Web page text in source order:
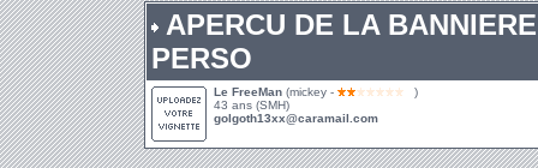
APERCU DE LA BANNIERE
PERSO
Le FreeMan (mickey -
)
43 ans (SMH)
golgoth13xx@caramail.com